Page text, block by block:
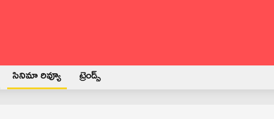
సినిమా రివ్యూ ట్రెండ్స్